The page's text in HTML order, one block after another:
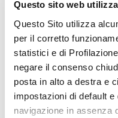
Questo sito web
Questo Sito utilizza
per il corretto
statistici e di
negare il consenso
posta in alto a destra e
impostazioni di default
navigazione in assenza
Mc4 381
Mc4 379